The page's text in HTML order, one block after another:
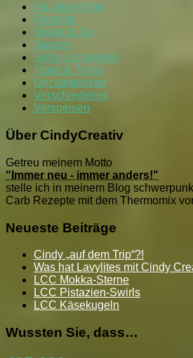
Hauptgerichte
Rezepte
Snack & Go
Suppen
Süße Leckereien
Tipps & Tricks
Uncategorized
Verschiedenes
Vorspeisen
Über CindyCreativ
Getreu meinem Motto
"Immer neu - immer anders!"
stelle ich in meinem Blog
Carb Rezepte mit dem Thermomix
Neueste Beiträge
Cindy „auf dem Trip“?!
Was hat Lavylites mit Cindy
LCC Mokka-Sterne
LCC Pistazien-Swirls
LCC Käsekugeln
Wussten Sie, dass…